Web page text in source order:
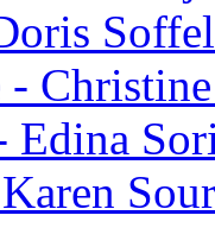
Soffel
-
Edina